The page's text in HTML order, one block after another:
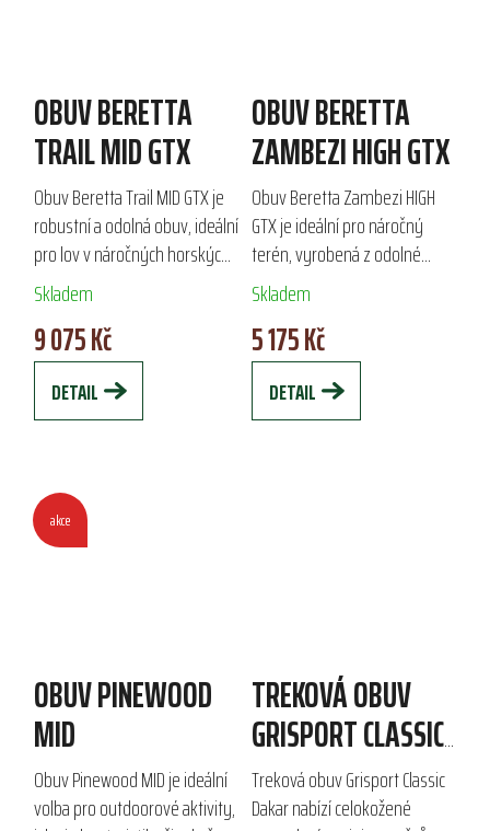
OBUV BERETTA
TRAIL MID GTX
Obuv Beretta Trail MID GTX je
robustní a odolná obuv, ideální
pro lov v náročných horských
podmínkách. Vyrobená z
voskované hovězí kůže s
gumovým zesílením a
izolovanou...
Skladem
9 075 Kč
DETAIL
OBUV BERETTA
ZAMBEZI HIGH GTX
Obuv Beretta Zambezi HIGH
GTX je ideální pro náročný
terén, vyrobená z odolné
semišové useňové kůže a
Cordura®. S voděodolnou a
prodyšnou membránou
GORE-TEX Sierra je perfektní...
Skladem
5 175 Kč
DETAIL
akce
OBUV PINEWOOD
MID
Obuv Pinewood MID je ideální
volba pro outdoorové aktivity,
TREKOVÁ OBUV
GRISPORT CLASSIC
DAKAR
Treková obuv Grisport Classic
Dakar nabízí celokožené